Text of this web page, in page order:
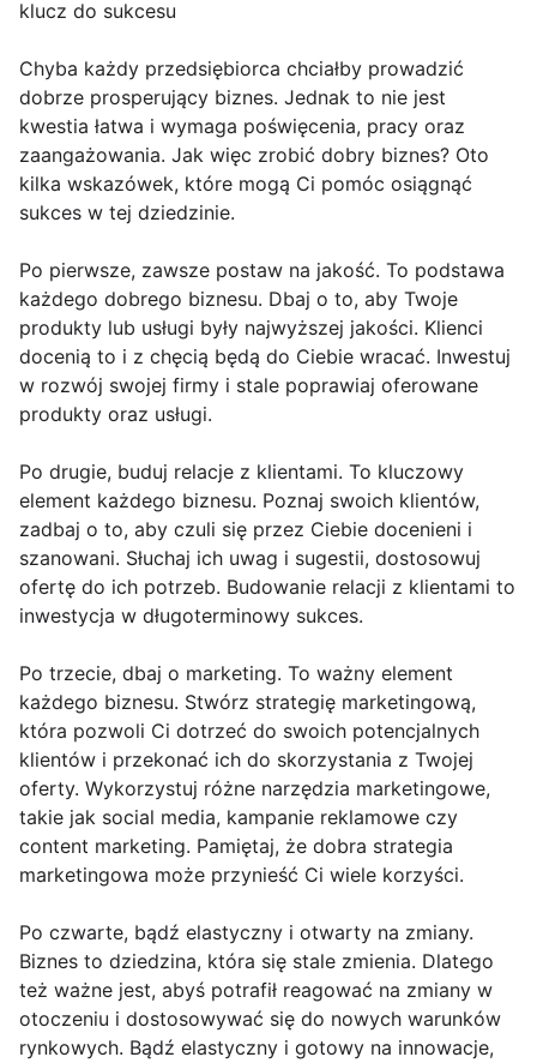
klucz do sukcesu
Chyba każdy przedsiębiorca chciałby prowadzić
dobrze prosperujący biznes. Jednak to nie jest
kwestia łatwa i wymaga poświęcenia, pracy oraz
zaangażowania. Jak więc zrobić dobry biznes? Oto
kilka wskazówek, które mogą Ci pomóc osiągnąć
sukces w tej dziedzinie.
Po pierwsze, zawsze postaw na jakość. To podstawa
każdego dobrego biznesu. Dbaj o to, aby Twoje
produkty lub usługi były najwyższej jakości. Klienci
docenią to i z chęcią będą do Ciebie wracać. Inwestuj
w rozwój swojej firmy i stale poprawiaj oferowane
produkty oraz usługi.
Po drugie, buduj relacje z klientami. To kluczowy
element każdego biznesu. Poznaj swoich klientów,
zadbaj o to, aby czuli się przez Ciebie docenieni i
szanowani. Słuchaj ich uwag i sugestii, dostosowuj
ofertę do ich potrzeb. Budowanie relacji z klientami to
inwestycja w długoterminowy sukces.
Po trzecie, dbaj o marketing. To ważny element
każdego biznesu. Stwórz strategię marketingową,
która pozwoli Ci dotrzeć do swoich potencjalnych
klientów i przekonać ich do skorzystania z Twojej
oferty. Wykorzystuj różne narzędzia marketingowe,
takie jak social media, kampanie reklamowe czy
content marketing. Pamiętaj, że dobra strategia
marketingowa może przynieść Ci wiele korzyści.
Po czwarte, bądź elastyczny i otwarty na zmiany.
Biznes to dziedzina, która się stale zmienia. Dlatego
też ważne jest, abyś potrafił reagować na zmiany w
otoczeniu i dostosowywać się do nowych warunków
rynkowych. Bądź elastyczny i gotowy na innowacje,